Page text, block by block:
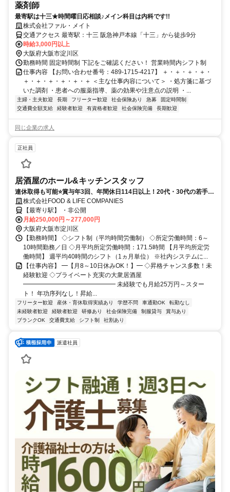
薬剤師
最寄駅は十三★時間曜日応相談♪メイン科目は内科です!!
株式会社ファル・メイト
交通アクセス 最寄駅：十三 阪急神戸本線「十三」から徒歩9分
時給3,000円以上
大阪府大阪市淀川区
勤務時間 固定時間制 下記をご確認ください！ 営業時間内シフト制
仕事内容 【お問い合わせ番号：489-1715-4217】 ＋・＋・＋・＋・
＋・＋・＋・＋・＋・＋ ＜主な仕事内容について＞ ・処方箋に基づ
いた調剤 ・患者への服薬指導、薬の効果や注意点の説明 ・...
主婦・主夫歓迎 長期 フリーター歓迎 社会保険あり 急募
固定時間制
交通費全額支給
経験者歓迎 有資格者歓迎 社会保険完備 長期歓迎
同じ企業の求人
正社員
居酒屋のホール&キッチンスタッフ
連休取得も可能⭐賞与年3回、年間休日114日以上！20代・30代の若手が
活躍中！
株式会社FOOD & LIFE COMPANIES
【最寄り駅】 ・非公開
月給250,000円～277,000円
大阪府大阪市淀川区
【勤務時間】 ◇シフト制（平均時間労働制） ◇所定労働時間：6～
10時間勤務／日 ◇月平均所定労働時間：171.5時間 【月平均所定労
働時間】 週平均40時間のシフト（1ヵ月単位） ※社内システムに...
【仕事内容】 ━【月8～10日休みOK！】━ ◇昇格チャンス多数！未
経験歓迎 ◇プライベート充実の大衆居酒屋
━━━━━━━━━━━━━━━ 未経験でも月給25万円～スター
ト！ 年功序列なし！昇給...
フリーター歓迎 産休・育休取得実績あり 学歴不問 車通勤OK
転勤なし
未経験者歓迎
経験者歓迎 研修あり 社会保険完備 制服貸与
賞与あり
ブランクOK
交通費支給 シフト制 社割あり
派遣社員